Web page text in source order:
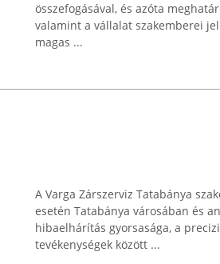
összefogásával, és azóta
valamint a vállalat szakemberei
magas ...
A Varga Zárszerviz Tatabánya
esetén Tatabánya városában és
hibaelhárítás gyorsasága, a
tevékenységek között ...